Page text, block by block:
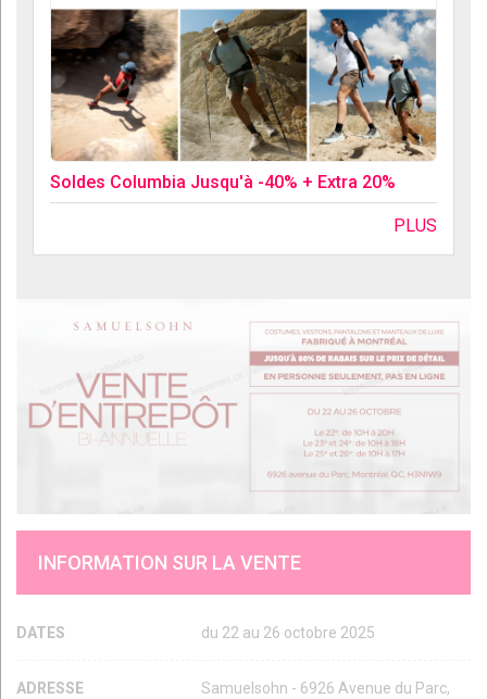
Soldes Columbia Jusqu'à -40% + Extra 20%
PLUS
INFORMATION SUR LA VENTE
DATES du 22 au 26 octobre 2025
ADRESSE
Samuelsohn - 6926 Avenue du Parc,